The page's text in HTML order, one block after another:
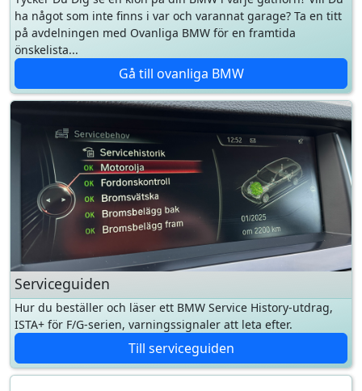
Gå till ovanliga BMW
Serviceguiden
Hur du beställer och läser ett BMW Service History-utdrag,
ISTA+ för F/G-serien, varningssignaler att leta efter.